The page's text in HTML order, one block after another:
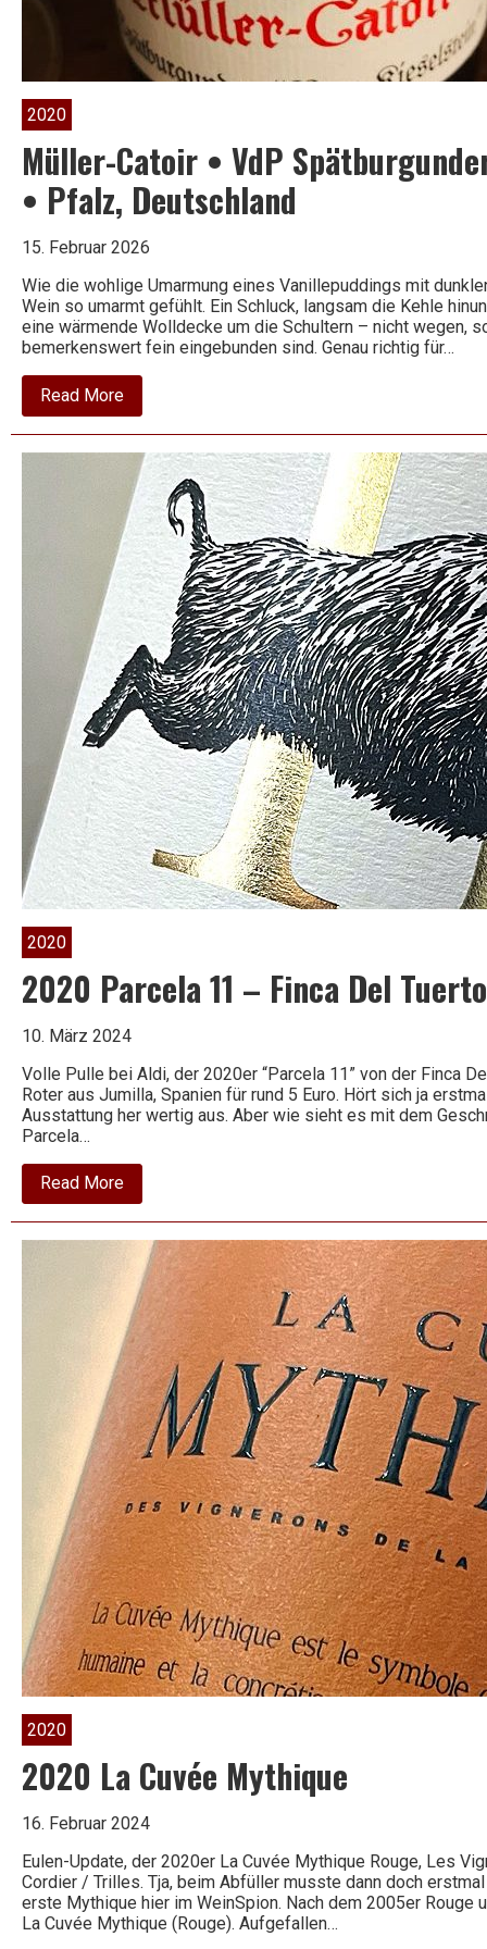
Wein
2020
Müller-Catoir • VdP
• Pfalz, Deutschland
15. Februar 2026
Wie die wohlige Umarmung eines Vanillepuddings mit
Wein so umarmt gefühlt. Ein Schluck, langsam die Kehle
eine wärmende Wolldecke um die Schultern – nicht wegen,
bemerkenswert fein eingebunden sind. Genau richtig für…
Read Moreabout
Müller-
Catoir
VdP
Spätburgunder
“Vom
Kieselstein”
2020
Pfalz,
Deutschland
2020
2020 Parcela 11 – Finca Del
10. März 2024
Volle Pulle bei Aldi, der 2020er “Parcela 11” von der Finca
Roter aus Jumilla, Spanien für rund 5 Euro. Hört sich ja
Ausstattung her wertig aus. Aber wie sieht es mit dem
Parcela…
Read Moreabout
2020
Parcela
Finca
Del
Tuerto
–
Ego
Bodegas
2020
2020 La Cuvée Mythique
16. Februar 2024
Eulen-Update, der 2020er La Cuvée Mythique Rouge, Les
Cordier / Trilles. Tja, beim Abfüller musste dann doch
erste Mythique hier im WeinSpion. Nach dem 2005er Rouge
La Cuvée Mythique (Rouge). Aufgefallen…